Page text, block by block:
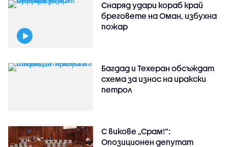
Снаряд удари кораб край
бреговете на Оман, избухна
пожар
Багдад и Техеран обсъждат
схема за износ на иракски
петрол
С викове „Срам!“:
Опозиционен депутат